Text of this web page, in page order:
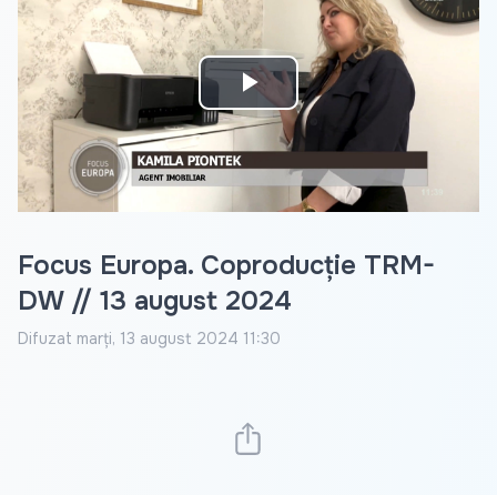
Play
Video
Focus Europa. Coproducție TRM-
DW // 13 august 2024
Difuzat marți, 13 august 2024 11:30